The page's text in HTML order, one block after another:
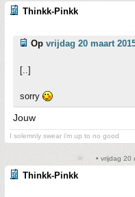
Thinkk-Pinkk
Op vrijdag 20 maart
[..]
sorry
Jouw
I solemnly swear i'm up to no good
• vrijdag 20
Thinkk-Pinkk